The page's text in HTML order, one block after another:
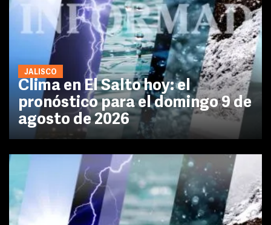
JALISCO
Clima en El Salto hoy: el
pronóstico para el domingo 9 de
agosto de 2026